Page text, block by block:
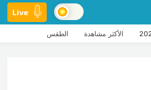
Live
الأكثر مشاهدة الطقس